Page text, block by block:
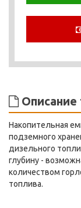
Описание
Накопительная
подземного
дизельного
глубину -
количеством
топлива.